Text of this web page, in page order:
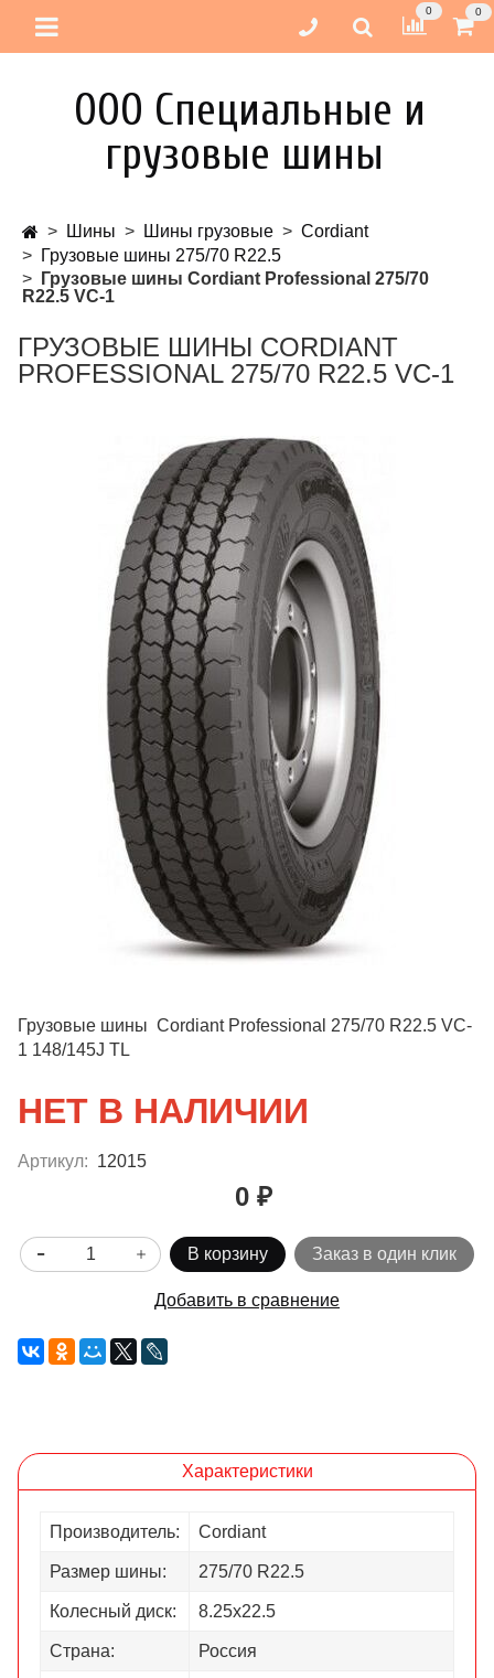
0 0
ООО Специальные и
грузовые шины
Шины Шины грузовые
Cordiant
Грузовые шины 275/70 R22.5
Грузовые шины Cordiant Professional 275/70
R22.5 VC-1
ГРУЗОВЫЕ ШИНЫ CORDIANT
PROFESSIONAL 275/70 R22.5 VC-1
Грузовые шины Cordiant Professional 275/70 R22.5 VC-
1 148/145J TL
НЕТ В НАЛИЧИИ
Артикул: 12015
0 ₽
В корзину Заказ в один клик
Добавить в сравнение
Характеристики
Производитель: Cordiant
Размер шины: 275/70 R22.5
Колесный диск: 8.25х22.5
Страна: Россия